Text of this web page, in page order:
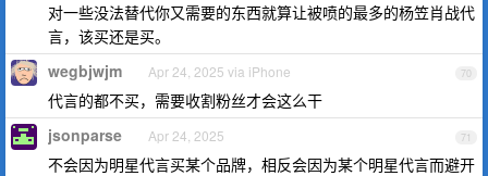
对一些没法替代你又需要的东西就算让被喷的最多的杨笠肖战代
言，该买还是买。
70
wegbjwjm Apr 24, 2025 via iPhone
代言的都不买，需要收割粉丝才会这么干
71
jsonparse Apr 24, 2025
不会因为明星代言买某个品牌，相反会因为某个明星代言而避开